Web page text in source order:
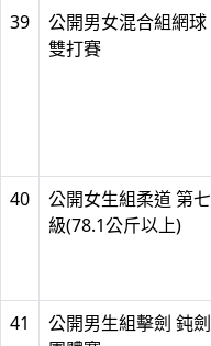
39
公開男女混合組網球
雙打賽
40
公開女生組柔道 第七
級(78.1公斤以上)
41
公開男生組擊劍 鈍劍